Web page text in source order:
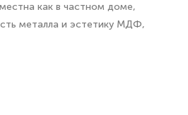
как в частном доме,
металла и эстетику МДФ,